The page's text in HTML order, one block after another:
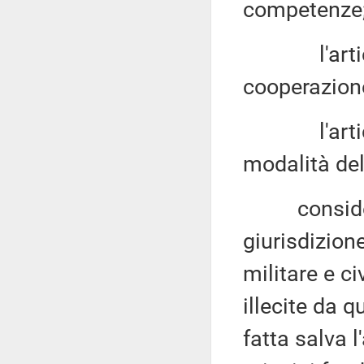
l'articolo
l'articolo
modalità
militare e
illecite da
fatta salva